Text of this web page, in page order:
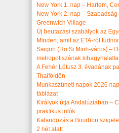
New York 1. nap – Harlem,
New York 2. nap –
Greenwich Village
Új beutazási szabályok az
Minden, amit az ETA-ról
Saigon (Ho Si Minh-város) –
metropoliszának
A Fehér Lótusz 3. évadának
Thaiföldön
Munkaszüneti napok 2026
táblázat
Királyok útja Andalúziában –
praktikus infók
Kalandozás a Bourbon
2 hét alatt